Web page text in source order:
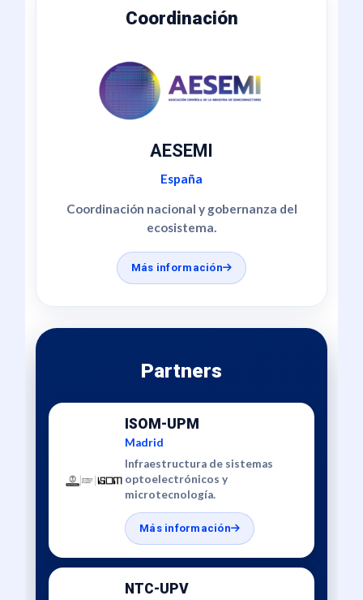
Coordinación
AESEMI
España
Coordinación nacional y gobernanza del
ecosistema.
Más información
Partners
ISOM-UPM
Madrid
Infraestructura de sistemas
optoelectrónicos y
microtecnología.
Más información
NTC-UPV